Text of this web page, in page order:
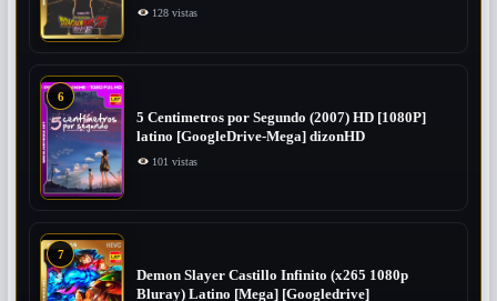
128 vistas
6
5 Centimetros por Segundo (2007) ​HD [1080P]
latino [GoogleDrive-Mega] dizonHD
101 vistas
7
Demon Slayer Castillo Infinito (x265 1080p
Bluray) Latino [Mega] [Googledrive]